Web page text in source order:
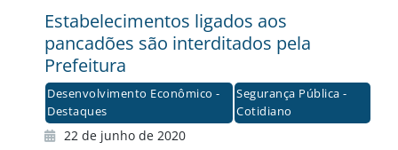
Estabelecimentos ligados aos
pancadões são interditados pela
Prefeitura
Desenvolvimento Econômico -
Destaques
Segurança Pública -
Cotidiano
22 de junho de 2020